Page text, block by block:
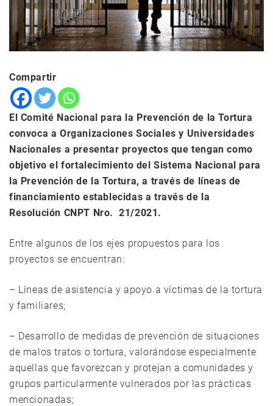
Compartir
El Comité Nacional para la Prevención de la Tortura
convoca a Organizaciones Sociales y Universidades
Nacionales a presentar proyectos que tengan como
objetivo el fortalecimiento del Sistema Nacional para
la Prevención de la Tortura, a través de líneas de
financiamiento establecidas a través de la
Resolución CNPT Nro. 21/2021.
Entre algunos de los ejes propuestos para los
proyectos se encuentran:
– Líneas de asistencia y apoyo a víctimas de la tortura
y familiares;
– Desarrollo de medidas de prevención de situaciones
de malos tratos o tortura, valorándose especialmente
aquellas que favorezcan y protejan a comunidades y
grupos particularmente vulnerados por las prácticas
mencionadas;